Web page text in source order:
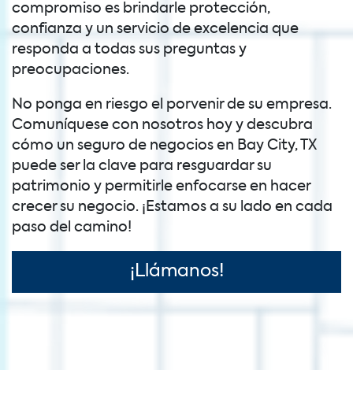
compromiso es brindarle protección,
confianza y un servicio de excelencia que
responda a todas sus preguntas y
preocupaciones.
No ponga en riesgo el porvenir de su empresa.
Comuníquese con nosotros hoy y descubra
cómo un seguro de negocios en Bay City, TX
puede ser la clave para resguardar su
patrimonio y permitirle enfocarse en hacer
crecer su negocio. ¡Estamos a su lado en cada
paso del camino!
¡Llámanos!